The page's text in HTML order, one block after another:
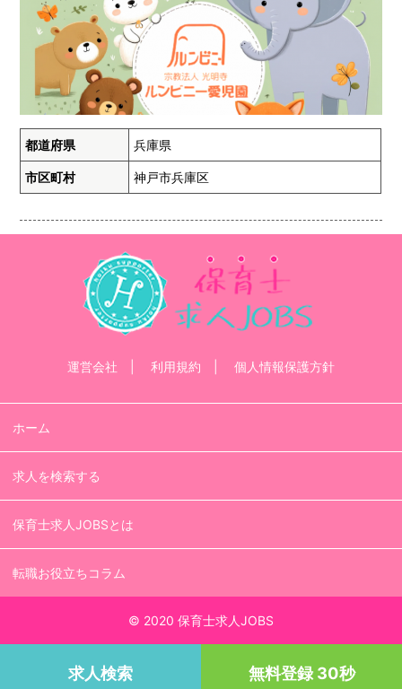
都道府県 兵庫県
市区町村 神戸市兵庫区
運営会社 利用規約 個人情報保護方針
ホーム
求人を検索する
保育士求人JOBSとは
転職お役立ちコラム
© 2020 保育士求人JOBS
求人検索 無料登録 30秒